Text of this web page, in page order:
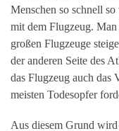
Menschen so schnell
mit dem Flugzeug.
großen Flugzeuge
der anderen Seite des
das Flugzeug auch das
meisten Todesopfer
Aus diesem Grund wird